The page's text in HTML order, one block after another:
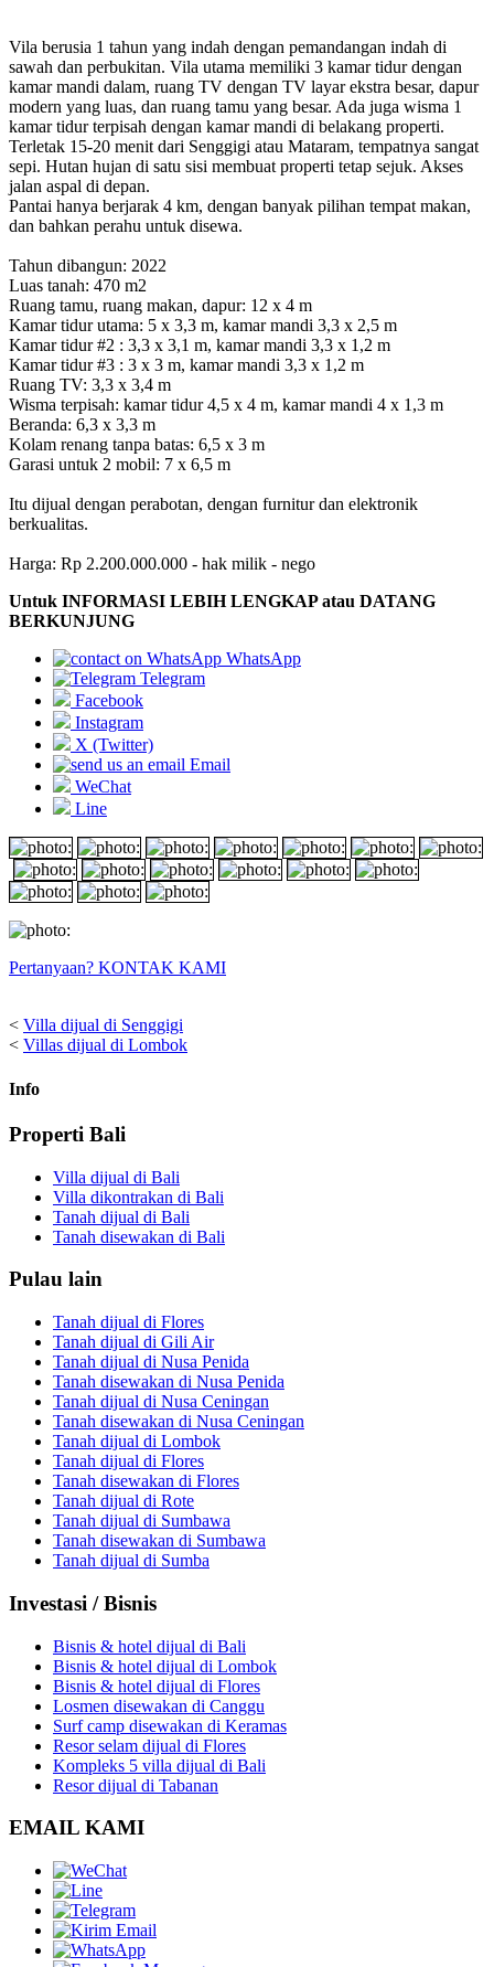
Vila berusia 1 tahun yang indah dengan pemandangan indah di
sawah dan perbukitan. Vila utama memiliki 3 kamar tidur dengan
kamar mandi dalam, ruang TV dengan TV layar ekstra besar, dapur
modern yang luas, dan ruang tamu yang besar. Ada juga wisma 1
kamar tidur terpisah dengan kamar mandi di belakang properti.
Terletak 15-20 menit dari Senggigi atau Mataram, tempatnya sangat
sepi. Hutan hujan di satu sisi membuat properti tetap sejuk. Akses
jalan aspal di depan.
Pantai hanya berjarak 4 km, dengan banyak pilihan tempat makan,
dan bahkan perahu untuk disewa.
Tahun dibangun: 2022
Luas tanah: 470 m2
Ruang tamu, ruang makan, dapur: 12 x 4 m
Kamar tidur utama: 5 x 3,3 m, kamar mandi 3,3 x 2,5 m
Kamar tidur #2 : 3,3 x 3,1 m, kamar mandi 3,3 x 1,2 m
Kamar tidur #3 : 3 x 3 m, kamar mandi 3,3 x 1,2 m
Ruang TV: 3,3 x 3,4 m
Wisma terpisah: kamar tidur 4,5 x 4 m, kamar mandi 4 x 1,3 m
Beranda: 6,3 x 3,3 m
Kolam renang tanpa batas: 6,5 x 3 m
Garasi untuk 2 mobil: 7 x 6,5 m
Itu dijual dengan perabotan, dengan furnitur dan elektronik
berkualitas.
Harga: Rp 2.200.000.000 - hak milik - nego
Untuk INFORMASI LEBIH LENGKAP atau DATANG
BERKUNJUNG
WhatsApp
Telegram
Facebook
Instagram
X (Twitter)
Email
WeChat
Line
Pertanyaan? KONTAK KAMI
< Villa dijual di Senggigi
< Villas dijual di Lombok
Info
Properti Bali
Villa dijual di Bali
Villa dikontrakan di Bali
Tanah dijual di Bali
Tanah disewakan di Bali
Pulau lain
Tanah dijual di Flores
Tanah dijual di Gili Air
Tanah dijual di Nusa Penida
Tanah disewakan di Nusa Penida
Tanah dijual di Nusa Ceningan
Tanah disewakan di Nusa Ceningan
Tanah dijual di Lombok
Tanah dijual di Flores
Tanah disewakan di Flores
Tanah dijual di Rote
Tanah dijual di Sumbawa
Tanah disewakan di Sumbawa
Tanah dijual di Sumba
Investasi / Bisnis
Bisnis & hotel dijual di Bali
Bisnis & hotel dijual di Lombok
Bisnis & hotel dijual di Flores
Losmen disewakan di Canggu
Surf camp disewakan di Keramas
Resor selam dijual di Flores
Kompleks 5 villa dijual di Bali
Resor dijual di Tabanan
EMAIL KAMI